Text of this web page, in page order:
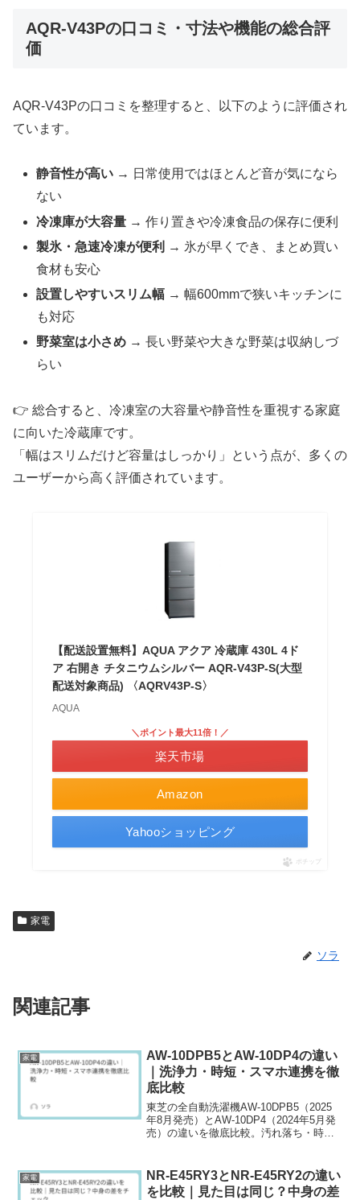
AQR-V43Pの口コミ・寸法や機能の総合評
価
AQR-V43Pの口コミを整理すると、以下のように評価され
ています。
静音性が高い → 日常使用ではほとんど音が気になら
ない
冷凍庫が大容量 → 作り置きや冷凍食品の保存に便利
製氷・急速冷凍が便利 → 氷が早くでき、まとめ買い
食材も安心
設置しやすいスリム幅 → 幅600mmで狭いキッチンに
も対応
野菜室は小さめ → 長い野菜や大きな野菜は収納しづ
らい
👉 総合すると、冷凍室の大容量や静音性を重視する家庭
に向いた冷蔵庫です。
「幅はスリムだけど容量はしっかり」という点が、多くの
ユーザーから高く評価されています。
【配送設置無料】AQUA アクア 冷蔵庫 430L 4ド
ア 右開き チタニウムシルバー AQR-V43P-S(大型
配送対象商品) 〈AQRV43P-S〉
AQUA
Amazon
＼ポイント最大11倍！／
楽天市場
Yahooショッピング
ポチップ
家電
ソラ
関連記事
家電
AW-10DPB5とAW-10DP4の違い
｜洗浄力・時短・スマホ連携を徹
底比較
東芝の全自動洗濯機AW-10DPB5（2025
年8月発売）とAW-10DP4（2024年5月発
売）の違いを徹底比較。汚れ落ち・時
家電
NR-E45RY3とNR-E45RY2の違い
を比較｜見た目は同じ？中身の差